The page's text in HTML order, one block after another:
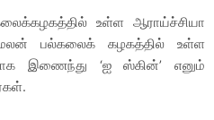
உள்ள ஆராய்ச்சியா
பல்கலைக் கழகத்தில் உள்ள
இணைந்து ‘ஐ ஸ்கின்’ எனும்